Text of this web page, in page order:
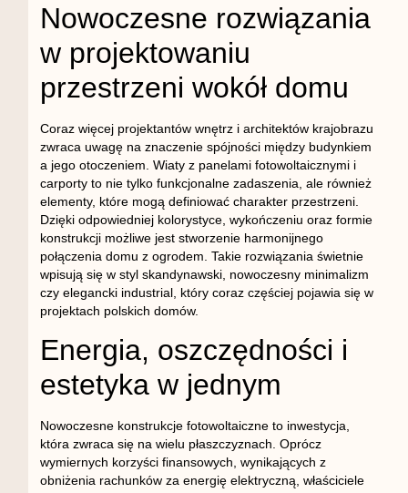
Nowoczesne rozwiązania
w projektowaniu
przestrzeni wokół domu
Coraz więcej projektantów wnętrz i architektów krajobrazu
zwraca uwagę na znaczenie spójności między budynkiem
a jego otoczeniem. Wiaty z panelami fotowoltaicznymi i
carporty to nie tylko funkcjonalne zadaszenia, ale również
elementy, które mogą definiować charakter przestrzeni.
Dzięki odpowiedniej kolorystyce, wykończeniu oraz formie
konstrukcji możliwe jest stworzenie harmonijnego
połączenia domu z ogrodem. Takie rozwiązania świetnie
wpisują się w styl skandynawski, nowoczesny minimalizm
czy elegancki industrial, który coraz częściej pojawia się w
projektach polskich domów.
Energia, oszczędności i
estetyka w jednym
Nowoczesne konstrukcje fotowoltaiczne to inwestycja,
która zwraca się na wielu płaszczyznach. Oprócz
wymiernych korzyści finansowych, wynikających z
obniżenia rachunków za energię elektryczną, właściciele